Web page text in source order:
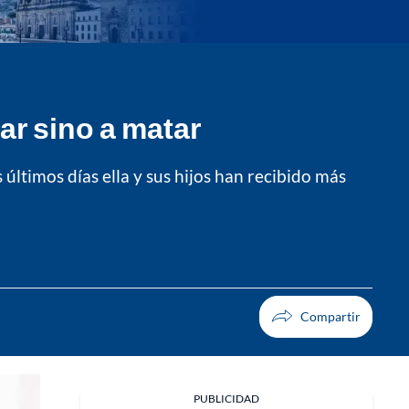
sino a matar
días ella y sus hijos han recibido más
PUBLICIDAD